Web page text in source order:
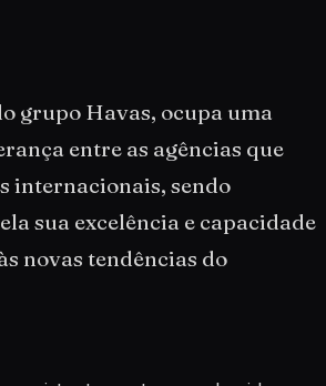
grupo Havas, ocupa uma
entre as agências que
internacionais, sendo
sua excelência e capacidade
novas tendências do